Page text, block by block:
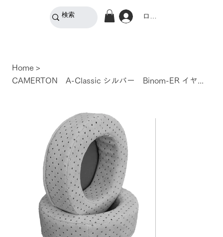
ログイン
Home >